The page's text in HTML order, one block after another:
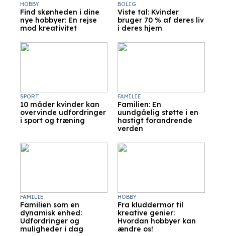
Find skønheden i dine
nye hobbyer: En rejse
mod kreativitet
HOBBY
Viste tal: Kvinder
bruger 70 % af deres liv
i deres hjem
BOLIG
10 måder kvinder kan
overvinde udfordringer
i sport og træning
SPORT
Familien: En
uundgåelig støtte i en
hastigt forandrende
verden
FAMILIE
Familien som en
dynamisk enhed:
Udfordringer og
muligheder i dag
FAMILIE
Fra kluddermor til
kreative genier:
Hvordan hobbyer kan
ændre os!
HOBBY